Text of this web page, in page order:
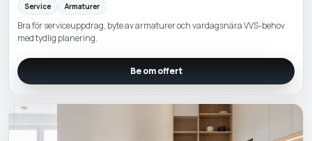
Service
Armaturer
Bra för serviceuppdrag, byte av armaturer och vardagsnära VVS-behov
med tydlig planering.
Be om offert